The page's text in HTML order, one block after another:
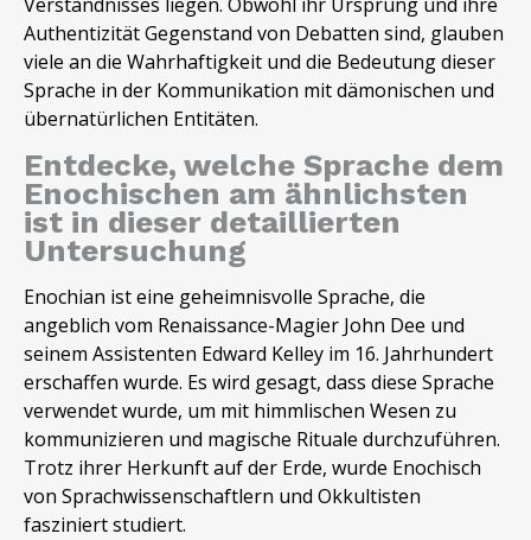
Authentizität Gegenstand von Debatten sind, glauben
viele an die Wahrhaftigkeit und die Bedeutung dieser
Sprache in der Kommunikation mit dämonischen und
übernatürlichen Entitäten.
Entdecke, welche Sprache dem
Enochischen am ähnlichsten
ist in dieser detaillierten
Untersuchung
Enochian ist eine geheimnisvolle Sprache, die
angeblich vom Renaissance-Magier John Dee und
seinem Assistenten Edward Kelley im 16. Jahrhundert
erschaffen wurde. Es wird gesagt, dass diese Sprache
verwendet wurde, um mit himmlischen Wesen zu
kommunizieren und magische Rituale durchzuführen.
Trotz ihrer Herkunft auf der Erde, wurde Enochisch
von Sprachwissenschaftlern und Okkultisten
fasziniert studiert.